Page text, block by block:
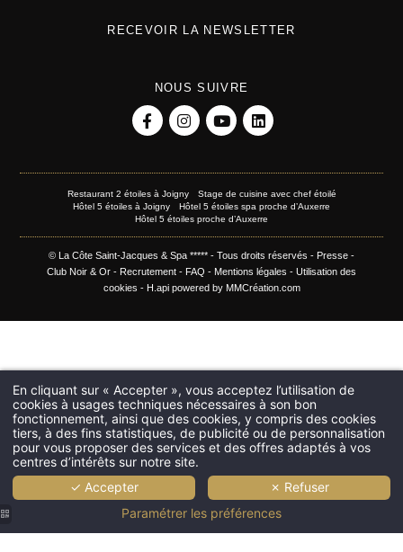
RECEVOIR LA NEWSLETTER
NOUS SUIVRE
Restaurant 2 étoiles à Joigny
Stage de cuisine avec chef étoilé
Hôtel 5 étoiles à Joigny
Hôtel 5 étoiles spa proche d’Auxerre
Hôtel 5 étoiles proche d’Auxerre
© La Côte Saint-Jacques & Spa ***** - Tous droits réservés - Presse -
Club Noir & Or - Recrutement - FAQ - Mentions légales - Utilisation des
cookies - H.apipowered by MMCréation.com
En cliquant sur « Accepter », vous acceptez l’utilisation de
cookies à usages techniques nécessaires à son bon
fonctionnement, ainsi que des cookies, y compris des cookies
tiers, à des fins statistiques, de publicité ou de personnalisation
pour vous proposer des services et des offres adaptés à vos
centres d’intérêts sur notre site.
✓ Accepter
✗ Refuser
Paramétrer les préférences